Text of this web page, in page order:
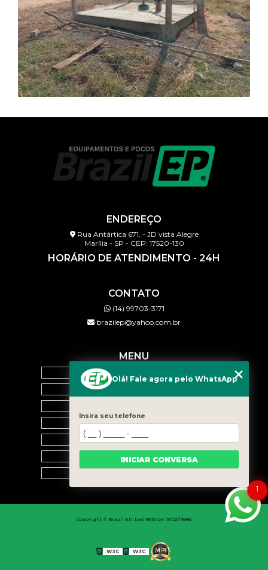
ENDEREÇO
Rua Antártica 671, - JD vista Alegre
Marília - SP - CEP: 17520-130
HORÁRIO DE ATENDIMENTO - 24H
CONTATO
(14) 99703-3171
brazilep@yahoo.com.br
MENU
BLOG
CONTATO
CATEGORIAS
Copyright © Brazil EP. (Lei 9610 de 19/02/1998)
W3C W3C
1
Olá! Fale agora pelo WhatsApp
Insira seu telefone
INICIAR CONVERSA